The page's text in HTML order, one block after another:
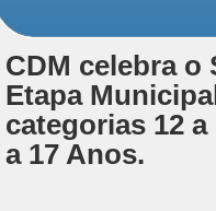
CDM celebra o
Etapa
categorias 12 a
a 17 Anos.